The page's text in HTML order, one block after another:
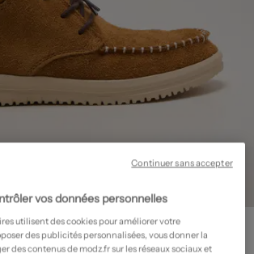
lacets- Outlet
vos données personnelles
utilisent des cookies pour améliorer votre
des publicités personnalisées, vous donner la
des contenus de modz.fr sur les réseaux sociaux et
Continuer sans accepter